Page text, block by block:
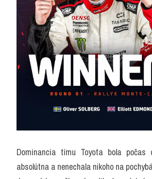
Dominancia tímu Toyota bola počas
absolútna a nenechala nikoho na